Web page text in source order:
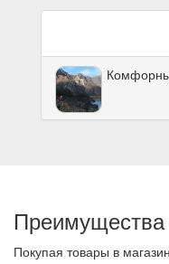
Преимущества
Покупая товары в